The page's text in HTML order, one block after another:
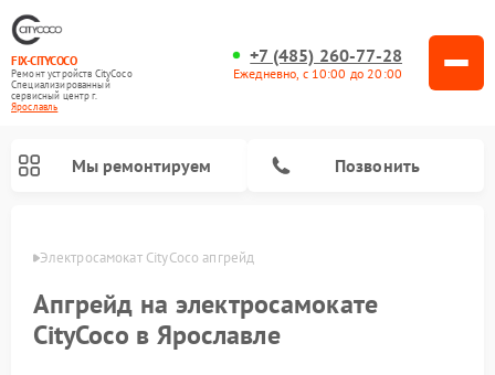
FIX-CITYCOCO
Ремонт устройств CityCoco
Специализированный
cервисный центр г.
Ярославль
+7 (485) 260-77-28
Ежедневно, с 10:00 до 20:00
Мы ремонтируем Позвонить
Электросамокат CityCoco апгрейд
Апгрейд на электросамокате
CityCoco в Ярославле